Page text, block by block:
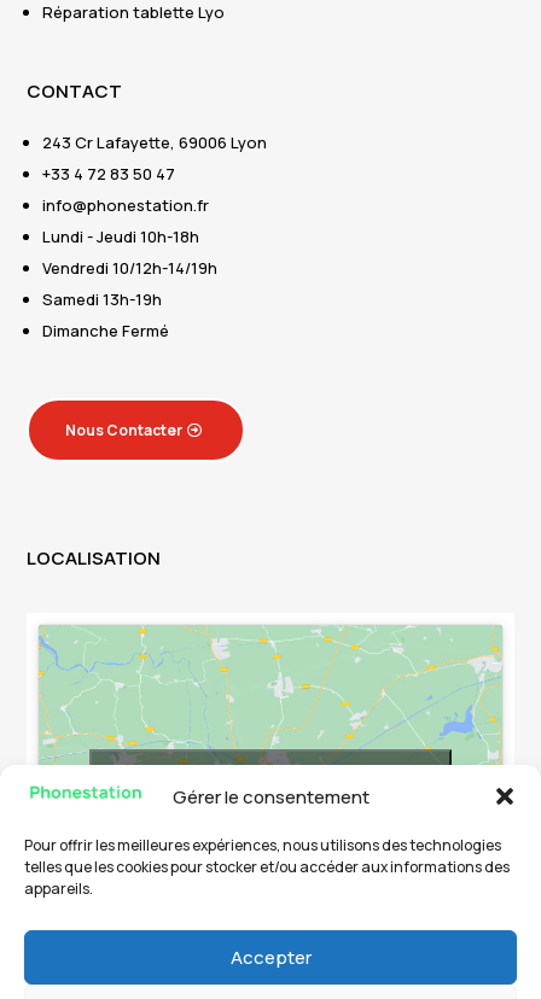
Gérer le consentement
Pour offrir les meilleures expériences, nous utilisons des technologies
telles que les cookies pour stocker et/ou accéder aux informations des
appareils.
Accepter
Réparation tablette Lyo
CONTACT
243 Cr Lafayette, 69006 Lyon
+33 4 72 83 50 47
info@phonestation.fr
Lundi - Jeudi 10h-18h
Vendredi 10/12h-14/19h
Samedi 13h-19h
Dimanche Fermé
Nous Contacter
LOCALISATION
marketing et activer ce contenu